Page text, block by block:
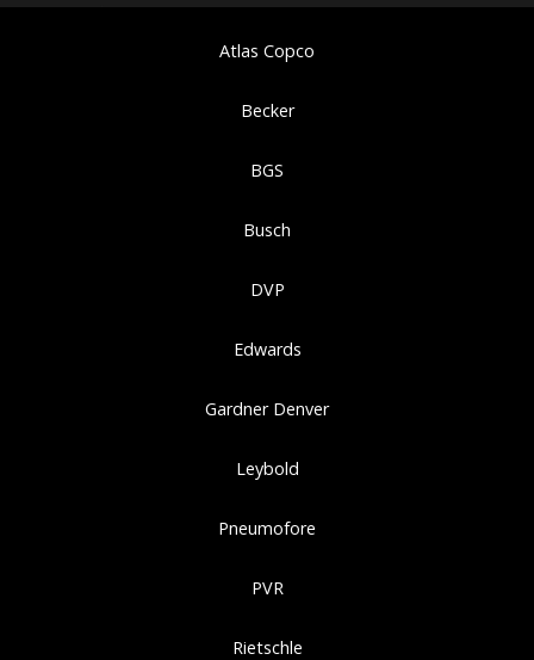
Atlas Copco
Becker
BGS
Busch
DVP
Edwards
Gardner Denver
Leybold
Pneumofore
PVR
Rietschle